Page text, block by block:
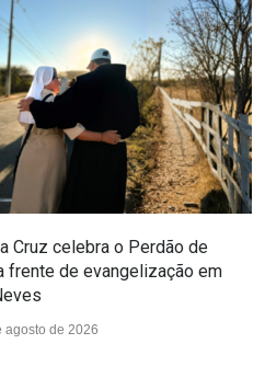
Cruz celebra o Perdão de
frente de evangelização em
agosto de 2026